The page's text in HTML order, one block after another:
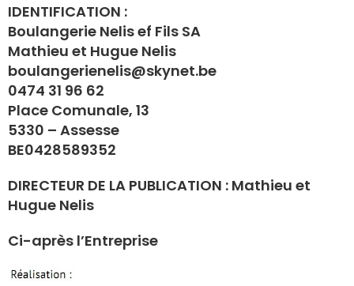
IDENTIFICATION :
Boulangerie Nelis ef Fils SA
Mathieu et Hugue Nelis
boulangerienelis@skynet.be
0474 31 96 62
Place Comunale, 13
5330 – Assesse
BE0428589352
DIRECTEUR DE LA PUBLICATION : Mathieu et
Hugue Nelis
Ci-après l’Entreprise